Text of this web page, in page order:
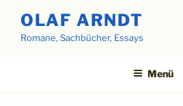
Inhalt
springen
OLAF ARNDT
Romane, Sachbücher, Essays
Menü